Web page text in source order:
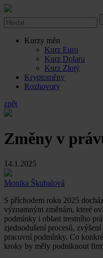
Kurzy měn
Kurz Euro
Kurz Dolaru
Kurz Zlotý
Kryptoměny
Rozhovory
zpět
Změny v
14.1.2025
Monika Škubalová
S příchodem roku 2025
významným změnám, které
podmínky i oblast trestního
zjednodušení procesů,
pracovní podmínky. Co
kroky by měly podniknout